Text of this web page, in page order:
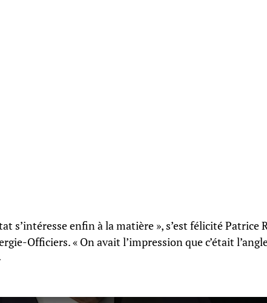
s’intéresse enfin à la matière », s’est félicité Patrice
Officiers. « On avait l’impression que c’était